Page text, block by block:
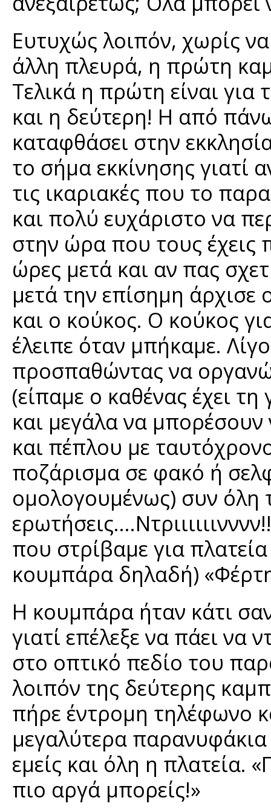
Ευτυχώς λοιπόν, χωρίς
άλλη πλευρά, η πρώτη
Τελικά η πρώτη είναι
και η δεύτερη! Η από
καταφθάσει στην
το σήμα εκκίνησης γιατί
τις ικαριακές που το
και πολύ ευχάριστο να
στην ώρα που τους έχεις
ώρες μετά και αν πας
μετά την επίσημη άρχισε
και ο κούκος. Ο κούκος
έλειπε όταν μπήκαμε.
προσπαθώντας να
(είπαμε ο καθένας έχει
και μεγάλα να
και πέπλου με
ποζάρισμα σε φακό ή
ομολογουμένως) συν όλη
που στρίβαμε για
κουμπάρα δηλαδή)
Η κουμπάρα ήταν κάτι
γιατί επέλεξε να πάει να
στο οπτικό πεδίο του
λοιπόν της δεύτερης
πήρε έντρομη τηλέφωνο
μεγαλύτερα παρανυφάκια
εμείς και όλη η πλατεία.
πιο αργά μπορείς!»